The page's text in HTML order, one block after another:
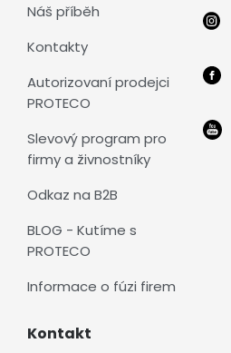
Náš příběh
Kontakty
Autorizovaní prodejci
PROTECO
Slevový program pro
firmy a živnostníky
Odkaz na B2B
BLOG - Kutíme s
PROTECO
Informace o fúzi firem
Kontakt